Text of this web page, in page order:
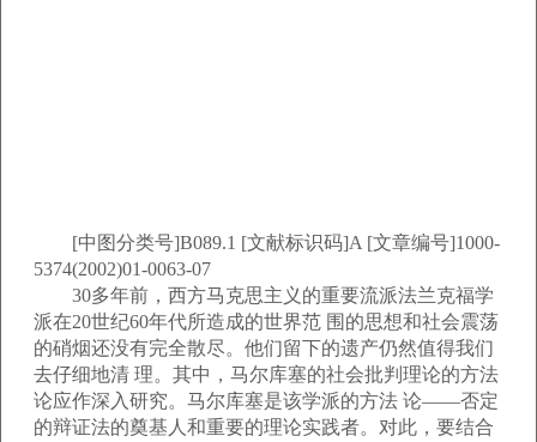
[中图分类号]B089.1 [文献标识码]A [文章编号]1000-
5374(2002)01-0063-07
30多年前，西方马克思主义的重要流派法兰克福学
派在20世纪60年代所造成的世界范 围的思想和社会震荡
的硝烟还没有完全散尽。他们留下的遗产仍然值得我们
去仔细地清 理。其中，马尔库塞的社会批判理论的方法
论应作深入研究。马尔库塞是该学派的方法 论——否定
的辩证法的奠基人和重要的理论实践者。对此，要结合